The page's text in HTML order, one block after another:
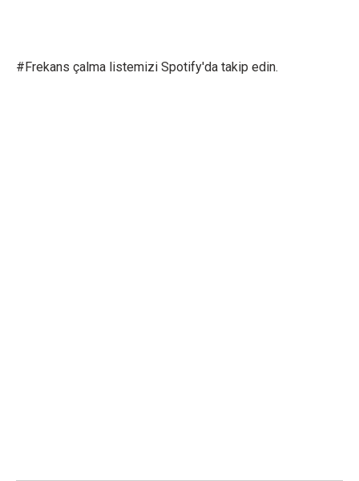
#Frekans çalma listemizi Spotify'da takip edin.